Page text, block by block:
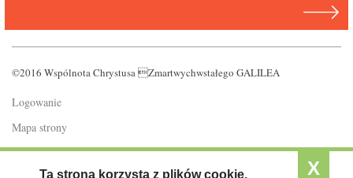
©2016 Wspólnota Chrystusa Zmartwychwstałego GALILEA
Logowanie
Mapa strony
Polityka prywatności
Ta strona korzysta z plików cookie. X